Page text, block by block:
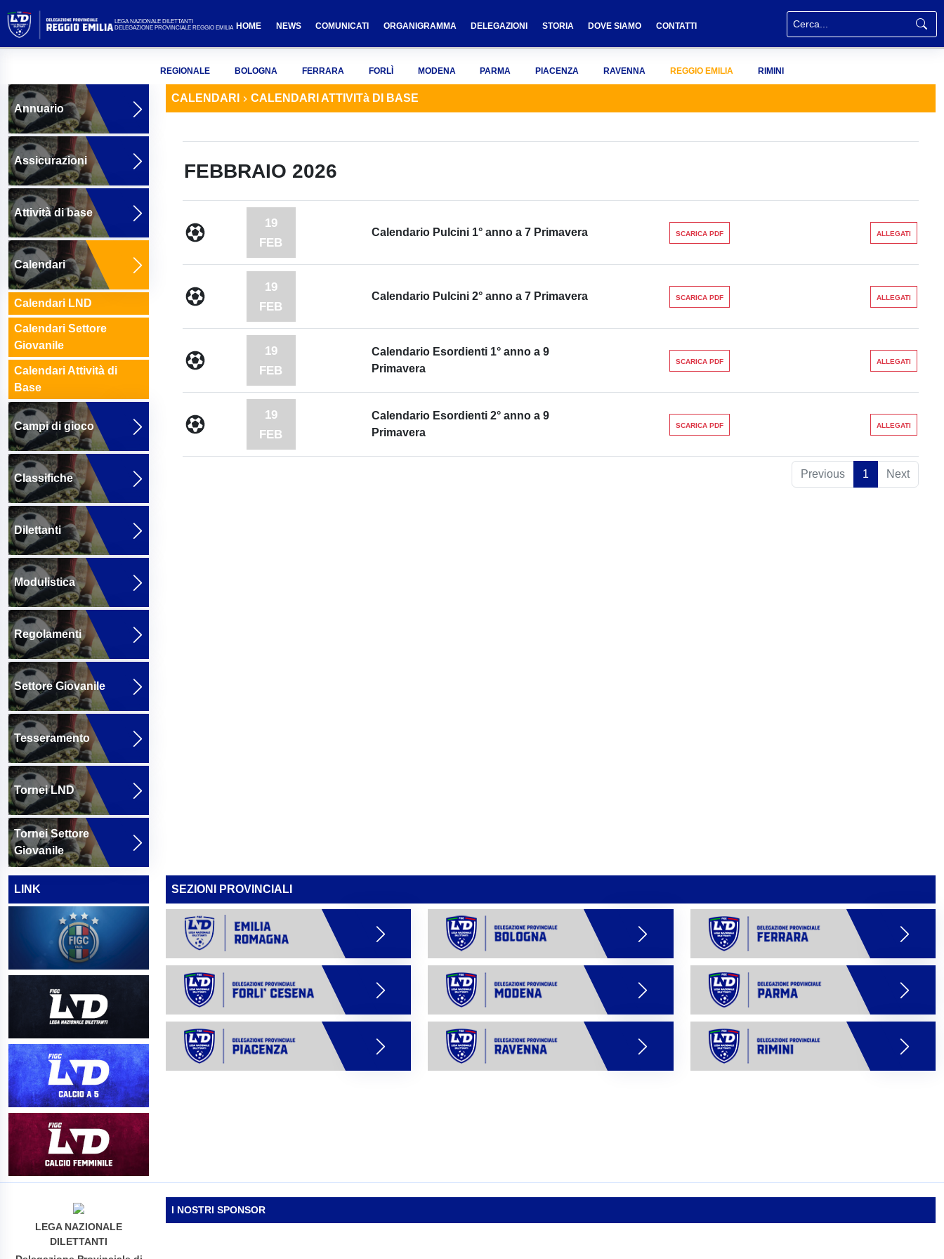
LEGA NAZIONALE DILETTANTI
DELEGAZIONE PROVINCIALE REGGIO EMILIA
HOME NEWS COMUNICATI ORGANIGRAMMA DELEGAZIONI STORIA DOVE SIAMO CONTATTI
REGIONALE BOLOGNA FERRARA FORLÌ MODENA PARMA PIACENZA RAVENNA REGGIO EMILIA RIMINI
Annuario
Assicurazioni
Attività di base
Calendari
Calendari LND
Calendari Settore
Giovanile
Calendari Attività di
Base
Campi di gioco
Classifiche
Dilettanti
Modulistica
Regolamenti
Settore Giovanile
Tesseramento
Tornei LND
Tornei Settore
Giovanile
CALENDARI CALENDARI ATTIVITà DI BASE
FEBBRAIO 2026
19
FEB
Calendario Pulcini 1° anno a 7 Primavera SCARICA PDF ALLEGATI
19
FEB
Calendario Pulcini 2° anno a 7 Primavera SCARICA PDF ALLEGATI
19
FEB
Calendario Esordienti 1° anno a 9
Primavera
SCARICA PDF ALLEGATI
19
FEB
Calendario Esordienti 2° anno a 9
Primavera
SCARICA PDF ALLEGATI
Previous 1 Next
LINK SEZIONI PROVINCIALI
LEGA NAZIONALE
DILETTANTI
I NOSTRI SPONSOR